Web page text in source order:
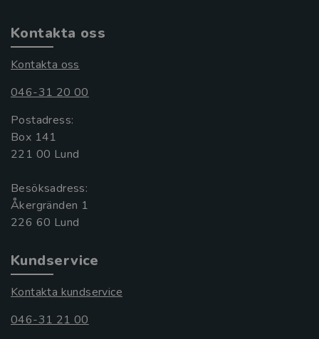
Kontakta oss
Kontakta oss
046-31 20 00
Postadress:
Box 141
221 00 Lund
Besöksadress:
Åkergränden 1
Kundservice
Kontakta kundservice
046-31 21 00